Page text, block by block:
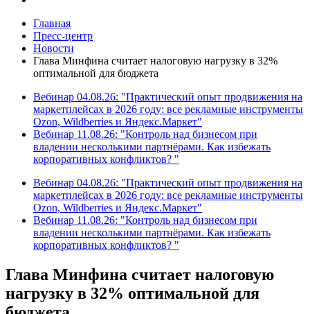
Главная
Пресс-центр
Новости
Глава Минфина считает налоговую нагрузку в 32%
оптимальной для бюджета
Вебинар 04.08.26: "Практический опыт продвижения на
маркетплейсах в 2026 году: все рекламные инструменты
Ozon, Wildberries и Яндекс.Маркет"
Вебинар 11.08.26: "Контроль над бизнесом при
владении несколькими партнёрами. Как избежать
корпоративных конфликтов? "
Вебинар 04.08.26: "Практический опыт продвижения на
маркетплейсах в 2026 году: все рекламные инструменты
Ozon, Wildberries и Яндекс.Маркет"
Вебинар 11.08.26: "Контроль над бизнесом при
владении несколькими партнёрами. Как избежать
корпоративных конфликтов? "
Глава Минфина считает налоговую
нагрузку в 32% оптимальной для